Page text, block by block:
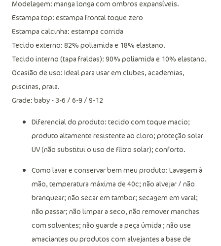
Modelagem: manga longa com ombros expansíveis.
Estampa top: estampa frontal toque zero
Estampa calcinha: estampa corrida
Tecido externo: 82% poliamida e 18% elastano.
Tecido interno (tapa fraldas): 90% poliamida e 10% elastano.
Ocasião de uso: Ideal para usar em clubes, academias,
piscinas, praia.
Grade: baby - 3-6 / 6-9 / 9-12
Diferencial do produto: tecido com toque macio;
produto altamente resistente ao cloro; proteção solar
UV (não substitui o uso de filtro solar); conforto.
Como lavar e conservar bem meu produto: Lavagem à
mão, temperatura máxima de 40c; não alvejar / não
branquear; não secar em tambor; secagem em varal;
não passar; não limpar a seco, não remover manchas
com solventes; não guarde a peça úmida ; não use
amaciantes ou produtos com alvejantes a base de